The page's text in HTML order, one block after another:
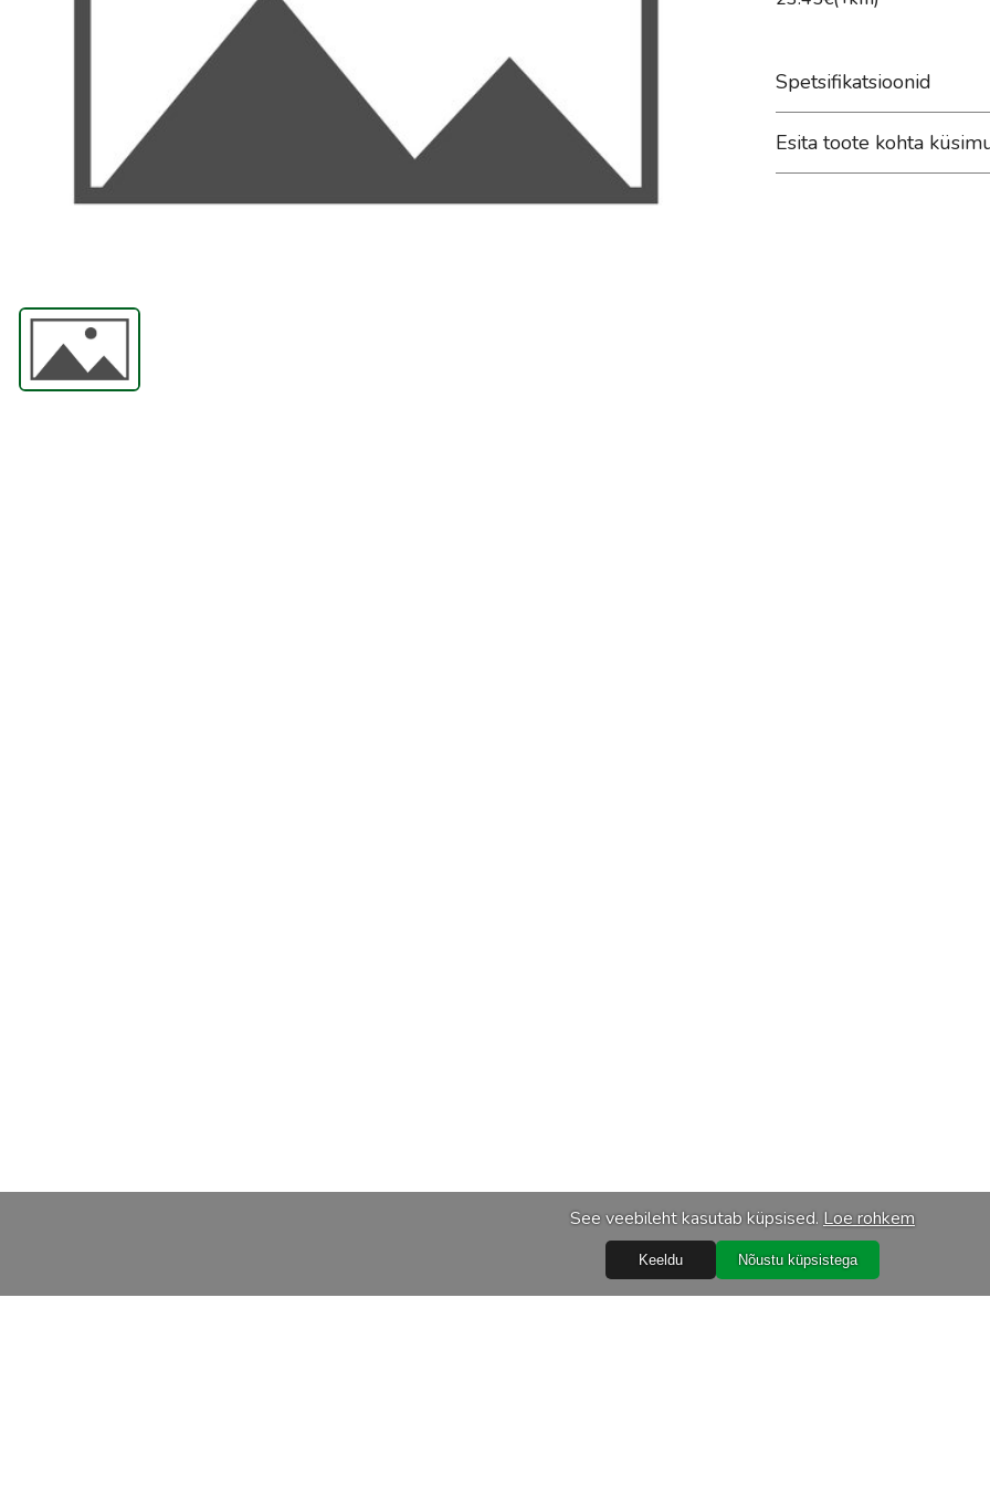
ABRASIIVMATERJALID
KEEVITUSLAUD JA
RAKISTUS
PLASMALÕIKUS
AUTOMATISEERIMINE
TÖÖRIISTAD
Spetsifikatsioonid
Esita toote kohta
See veebileht kasutab küpsised. Loe rohkem
Keeldu Nõustu küpsistega